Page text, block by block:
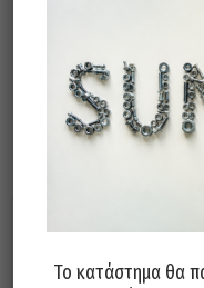
Σχετικά προϊόντα
Το κατάστημα θα